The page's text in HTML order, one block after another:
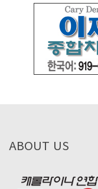
ABOUT US